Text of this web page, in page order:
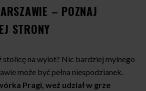
– POZNAJ
STRONY
stolicę na wylot? Nic bardziej mylnego
może być pełna niespodzianek.
Pragi, weź udział w grze